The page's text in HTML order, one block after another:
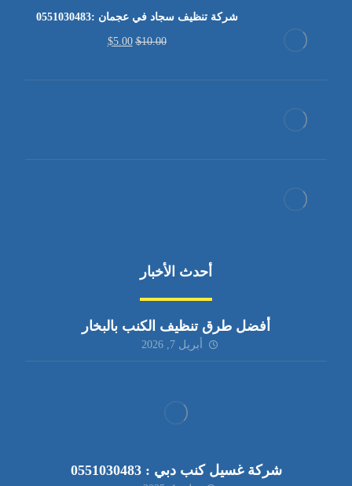
شركة تنظيف سجاد في عجمان :0551030483
$10.00
$5.00
أحدث الأخبار
أفضل طرق تنظيف الكنب بالبخار
أبريل 7, 2026
شركة غسيل كنب دبي : 0551030483